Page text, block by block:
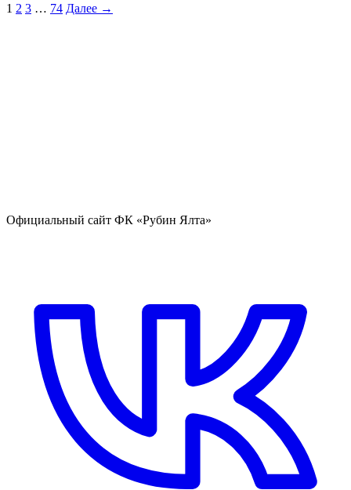
1 2 3 … 74 Далее →
Официальный сайт ФК «Рубин Ялта»